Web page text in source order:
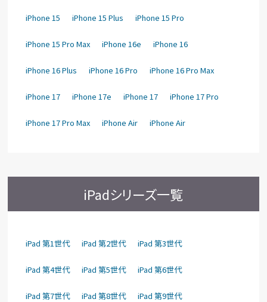
iPhone 15 iPhone 15 Plus iPhone 15 Pro
iPhone 15 Pro Max iPhone 16e iPhone 16
iPhone 16 Plus iPhone 16 Pro iPhone 16 Pro Max
iPhone 17 iPhone 17e iPhone 17 iPhone 17 Pro
iPhone 17 Pro Max iPhone Air iPhone Air
iPadシリーズ一覧
iPad 第1世代 iPad 第2世代 iPad 第3世代
iPad 第4世代 iPad 第5世代 iPad 第6世代
iPad 第7世代 iPad 第8世代 iPad 第9世代